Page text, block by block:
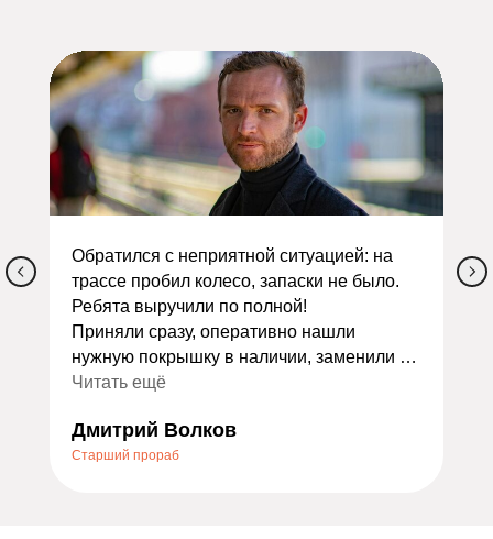
Обратился с неприятной ситуацией: на
трассе пробил колесо, запаски не было.
Ребята выручили по полной!
Приняли сразу, оперативно нашли
нужную покрышку в наличии, заменили и
сделали балансировку. Всё заняло
экстренному случаю — очень приятно.
Порадовало отношение: не стали
Читать ещё
Дмитрий Волков
Старший прораб